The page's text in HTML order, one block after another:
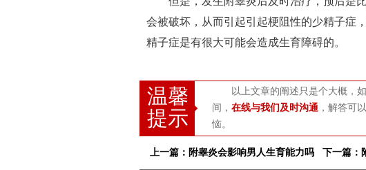
会被破坏，从而引起引起梗阻性的少精子症
精子症是有很大可能会造成生育障碍的。
温馨
提示
以上文章的阐述只是个大概，
间， 在线与我们及时沟通 ，解答可
恼。
上一篇：附睾炎会影响男人生育能力吗 下一篇：